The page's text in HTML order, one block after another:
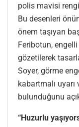
polis mavisi
Bu desenleri
önem taşıyan
Feribotun, engelli
gözetilerek
Soyer, görme
kabartmalı
bulunduğunu
“Huzurlu